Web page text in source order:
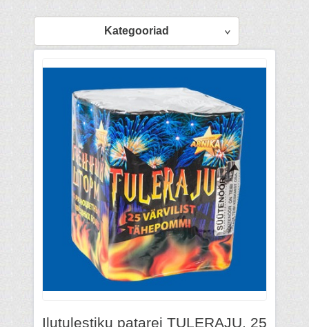
Kategooriad
Ilutulestiku patarei TULERAJU, 25